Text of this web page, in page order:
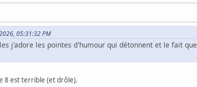
05:31:32 PM
j'adore les pointes d'humour qui détonnent et le fait
8 est terrible (et drôle).